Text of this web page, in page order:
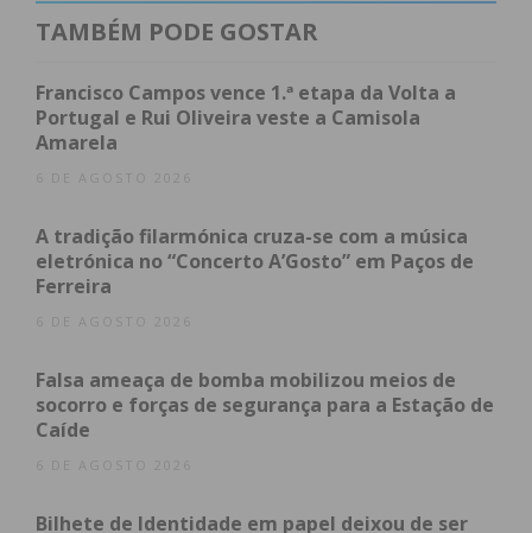
cautela”. “Vejo isto sempre com muita cautela,
primeira vez estava confiante e a coisa correu mal,
estou confiante agora, mas com algumas dúvidas”,
acrescentou, recordando “os graves erros” que
foram cometidos no passado, aquando do primeiro
projeto e acho que podemos ter aqui a solução
para o rio”.
do próximo ano e que vai representar um
investimento de 23.5 milhões de euros na
requalificação da ETAR, Nuno Serra pediu “mais
fiscalização”. “Sendo a Câmara de Paços de Ferreira
TAMBÉM PODE GOSTAR
Francisco Campos vence 1.ª etapa da Volta a
Portugal e Rui Oliveira veste a Camisola
Amarela
6 DE AGOSTO 2026
A tradição filarmónica cruza-se com a música
eletrónica no “Concerto A’Gosto” em Paços de
Ferreira
6 DE AGOSTO 2026
Falsa ameaça de bomba mobilizou meios de
socorro e forças de segurança para a Estação de
Caíde
6 DE AGOSTO 2026
Bilhete de Identidade em papel deixou de ser